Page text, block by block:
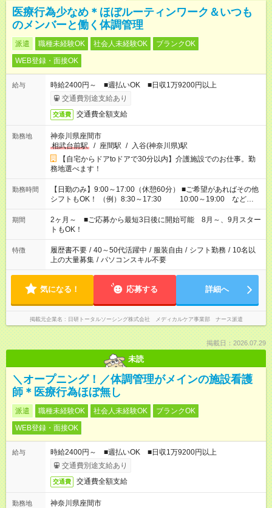
医療行為少なめ＊ほぼルーティンワーク＆いつも
のメンバーと働く体調管理
派遣 職種未経験OK 社会人未経験OK
ブランクOK
WEB登録・面接OK
給与
時給2400円～ ■週払いOK ■日収1万9200円以上
交通費別途支給あり
交通費 交通費全額支給
勤務地
神奈川県座間市
相武台前駅
/ 座間駅 / 入谷(神奈川県)駅
【自宅からドアtoドアで30分以内】介護施設でのお仕事。勤
務地選べます！
勤務時間
【日勤のみ】9:00～17:00（休憩60分） ■ご希望があればその他
シフトもOK！ （例）8:30～17:30 10:00～19:00 など
「家族とお休みを合わせたい」 「できれば残業はしたくない」
など、あなたのご希望に沿ったお仕事をご紹介します！ ※Wワ
ーク希望の方へ 今ご覧のお仕事で希望する勤務時間と、もう1つ
のお仕事の勤務時間。 合計で週40時間を超える場合は応募でき
ません
期間
2ヶ月～ ■ご応募から最短3日後に開始可能 8月～、9月スター
トもOK！
特徴 履歴書不要 / 40～50代活躍中 / 服装自由 / シフト勤務 / 10名以
上の大量募集 / パソコンスキル不要
気になる！ 応募する 詳細へ
掲載元企業名 日研トータルソーシング株式会社 メディカルケア事業部 ナース派遣
掲載日：2026.07.29
未読
＼オープニング！／体調管理がメインの施設看護
師＊医療行為ほぼ無し
派遣 職種未経験OK 社会人未経験OK
ブランクOK
WEB登録・面接OK
給与
時給2400円～ ■週払いOK ■日収1万9200円以上
交通費別途支給あり
交通費 交通費全額支給
勤務地
神奈川県座間市